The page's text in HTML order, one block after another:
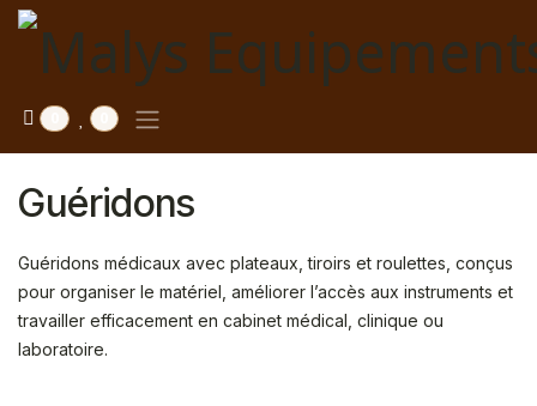
Se rendre au contenu
Guéridons
Guéridons médicaux avec plateaux, tiroirs et roulettes, conçus
pour organiser le matériel, améliorer l’accès aux instruments et
travailler efficacement en cabinet médical, clinique ou
laboratoire.